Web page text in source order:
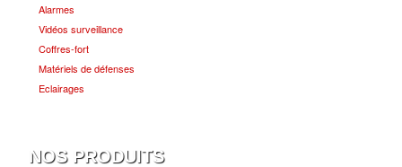
Alarmes
Vidéos surveillance
Coffres-fort
Matériels de défenses
Eclairages
NOS PRODUITS